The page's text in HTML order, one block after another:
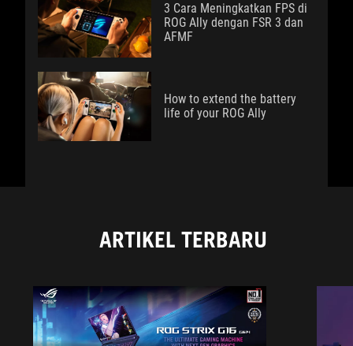
3 Cara Meningkatkan FPS di
ROG Ally dengan FSR 3 dan
AFMF
How to extend the battery
life of your ROG Ally
ARTIKEL TERBARU